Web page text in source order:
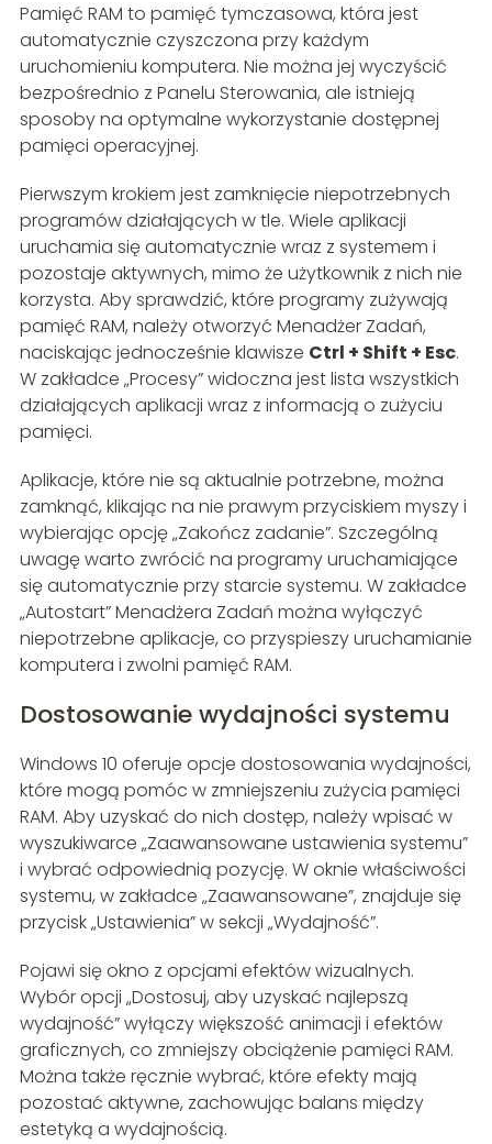
Pamięć RAM to pamięć tymczasowa, która jest
automatycznie czyszczona przy każdym
uruchomieniu komputera. Nie można jej wyczyścić
bezpośrednio z Panelu Sterowania, ale istnieją
sposoby na optymalne wykorzystanie dostępnej
pamięci operacyjnej.
Pierwszym krokiem jest zamknięcie niepotrzebnych
programów działających w tle. Wiele aplikacji
uruchamia się automatycznie wraz z systemem i
pozostaje aktywnych, mimo że użytkownik z nich nie
korzysta. Aby sprawdzić, które programy zużywają
pamięć RAM, należy otworzyć Menadżer Zadań,
naciskając jednocześnie klawisze Ctrl + Shift + Esc.
W zakładce „Procesy” widoczna jest lista wszystkich
działających aplikacji wraz z informacją o zużyciu
pamięci.
Aplikacje, które nie są aktualnie potrzebne, można
zamknąć, klikając na nie prawym przyciskiem myszy i
wybierając opcję „Zakończ zadanie”. Szczególną
uwagę warto zwrócić na programy uruchamiające
się automatycznie przy starcie systemu. W zakładce
„Autostart” Menadżera Zadań można wyłączyć
niepotrzebne aplikacje, co przyspieszy uruchamianie
komputera i zwolni pamięć RAM.
Dostosowanie wydajności systemu
Windows 10 oferuje opcje dostosowania wydajności,
które mogą pomóc w zmniejszeniu zużycia pamięci
RAM. Aby uzyskać do nich dostęp, należy wpisać w
wyszukiwarce „Zaawansowane ustawienia systemu”
i wybrać odpowiednią pozycję. W oknie właściwości
systemu, w zakładce „Zaawansowane”, znajduje się
przycisk „Ustawienia” w sekcji „Wydajność”.
Pojawi się okno z opcjami efektów wizualnych.
Wybór opcji „Dostosuj, aby uzyskać najlepszą
wydajność” wyłączy większość animacji i efektów
graficznych, co zmniejszy obciążenie pamięci RAM.
Można także ręcznie wybrać, które efekty mają
pozostać aktywne, zachowując balans między
estetyką a wydajnością.